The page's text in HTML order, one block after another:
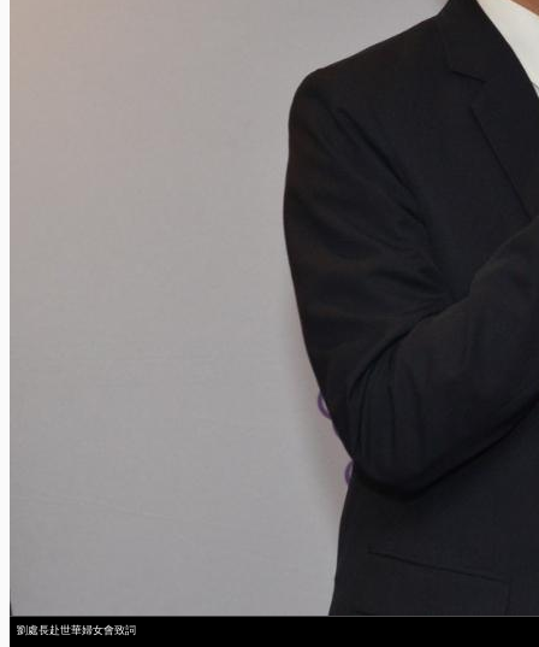
劉處長赴世華婦女會致詞